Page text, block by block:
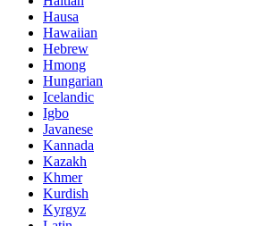
Hausa
Hawaiian
Hebrew
Hmong
Hungarian
Icelandic
Igbo
Javanese
Kannada
Kazakh
Khmer
Kurdish
Kyrgyz